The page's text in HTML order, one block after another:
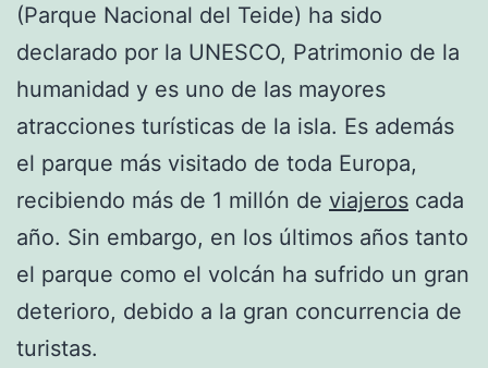
(Parque Nacional del Teide) ha sido
declarado por la UNESCO, Patrimonio de la
humanidad y es uno de las mayores
atracciones turísticas de la isla. Es además
el parque más visitado de toda Europa,
recibiendo más de 1 millón de viajeros cada
año. Sin embargo, en los últimos años tanto
el parque como el volcán ha sufrido un gran
deterioro, debido a la gran concurrencia de
turistas.